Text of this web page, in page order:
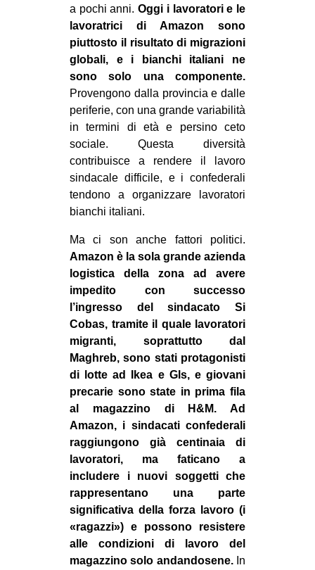
a pochi anni.Oggi i lavoratori e le
lavoratrici di Amazon sono
piuttosto il risultato di migrazioni
globali, e i bianchi italiani ne
sono solo una componente.
Provengono dalla provincia e dalle
periferie, con una grande variabilità
in termini di età e persino ceto
sociale. Questa diversità
contribuisce a rendere il lavoro
sindacale difficile, e i confederali
tendono a organizzare lavoratori
bianchi italiani.
Ma ci son anche fattori politici.
Amazon è la sola grande azienda
logistica della zona ad avere
impedito con successo
l’ingresso del sindacato Si
Cobas, tramite il quale lavoratori
migranti, soprattutto dal
Maghreb, sono stati protagonisti
di lotte ad Ikea e Gls, e giovani
precarie sono state in prima fila
al magazzino di H&M. Ad
Amazon, i sindacati confederali
raggiungono già centinaia di
lavoratori, ma faticano a
includere i nuovi soggetti che
rappresentano una parte
significativa della forza lavoro (i
«ragazzi») e possono resistere
alle condizioni di lavoro del
magazzino solo andandosene.In